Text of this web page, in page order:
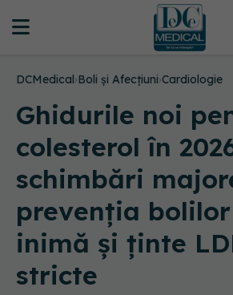
DCMedical›Boli și Afecțiuni›Cardiologie
Ghidurile noi
colesterol în
schimbări
prevenția
inimă și ținte
stricte